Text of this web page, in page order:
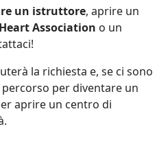
un istruttore, aprire un
Association o un
la richiesta e, se ci sono
per diventare un
aprire un centro di